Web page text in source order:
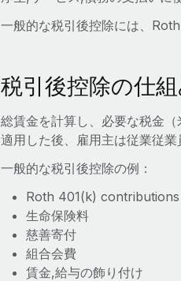
一般的な税引後控除には、
税引後控除の仕組
総賃金を計算し、必要な税金
適用した後、雇用主は従業従
一般的な税引後控除の例：
Roth 401(k) contributions
生命保険料
慈善寄付
組合会費
賃金,給与の飾り付け